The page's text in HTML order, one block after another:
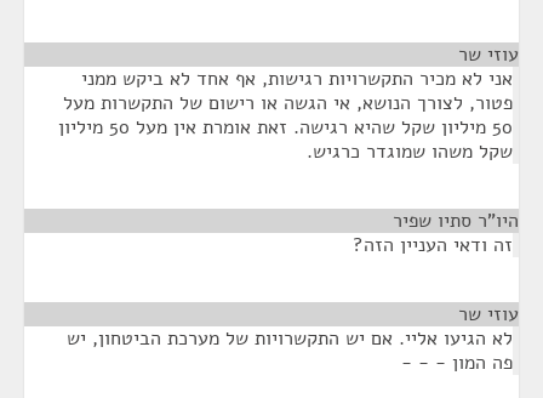
עוזי שר
אני לא מכיר התקשרויות רגישות, אף אחד לא ביקש ממני
פטור, לצורך הנושא, אי הגשה או רישום של התקשרות מעל
50 מיליון שקל שהיא רגישה. זאת אומרת אין מעל 50 מיליון
שקל משהו שמוגדר כרגיש.
היו"ר סתיו שפיר
זה ודאי העניין הזה?
עוזי שר
לא הגיעו אליי. אם יש התקשרויות של מערכת הביטחון, יש
פה המון - - -